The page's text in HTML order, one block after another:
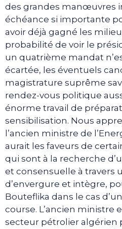
des grandes manœuvres
échéance si importante
avoir déjà gagné les
probabilité de voir le
un quatrième mandat
écartée, les éventuels
magistrature suprême
rendez-vous politique
énorme travail de
sensibilisation. Nous
l’ancien ministre de
aurait les faveurs de
qui sont à la recherche
et consensuelle à travers
d’envergure et intègre,
Bouteflika dans le cas
course. L’ancien ministre
secteur pétrolier algérien